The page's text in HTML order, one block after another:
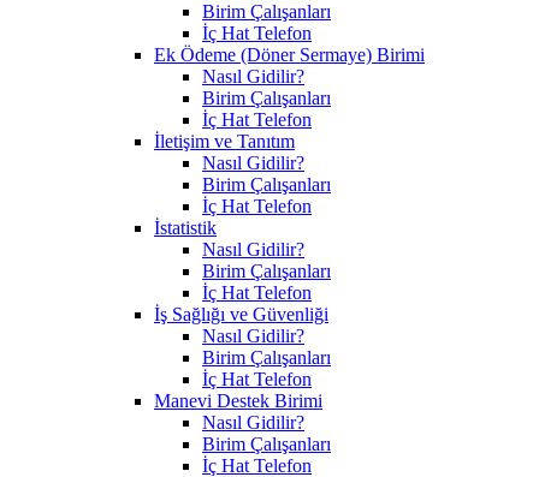
Birim Çalışanları
İç Hat Telefon
Ek Ödeme (Döner Sermaye) Birimi
Nasıl Gidilir?
Birim Çalışanları
İç Hat Telefon
İletişim ve Tanıtım
Nasıl Gidilir?
Birim Çalışanları
İç Hat Telefon
İstatistik
Nasıl Gidilir?
Birim Çalışanları
İç Hat Telefon
İş Sağlığı ve Güvenliği
Nasıl Gidilir?
Birim Çalışanları
İç Hat Telefon
Manevi Destek Birimi
Nasıl Gidilir?
Birim Çalışanları
İç Hat Telefon